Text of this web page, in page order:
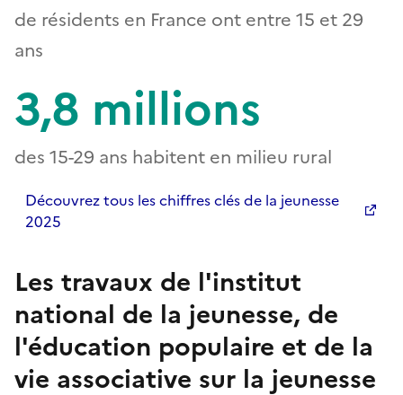
de résidents en France ont entre 15 et 29
ans
3,8 millions
des 15-29 ans habitent en milieu rural
Découvrez tous les chiffres clés de la jeunesse
2025
Les travaux de l'institut
national de la jeunesse, de
l'éducation populaire et de la
vie associative sur la jeunesse